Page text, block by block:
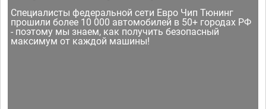
Специалисты федеральной сети Евро Чип Тюнинг
прошили более 10 000 автомобилей в 50+ городах РФ
- поэтому мы знаем, как получить безопасный
максимум от каждой машины!